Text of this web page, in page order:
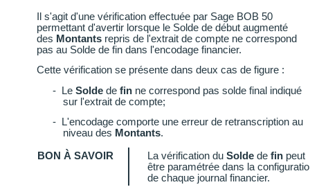
Il s'agit d'une vérification effectuée par Sage BOB 50
permettant d'avertir lorsque le Solde de début augmenté
des Montants repris de l'extrait de compte ne correspond
pas au Solde de fin dans l'encodage financier.
Cette vérification se présente dans deux cas de figure :
-
LeSolde defin ne correspond pas solde final indiqué
sur l'extrait de compte;
-
L'encodage comporte une erreur de retranscription au
niveau des Montants.
BON À SAVOIR La vérification du Solde de fin peut
être paramétrée dans la
de chaque journal financier.